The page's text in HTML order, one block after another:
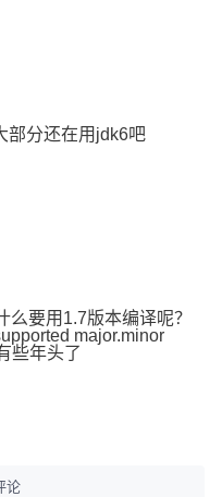
部分还在用jdk6吧
么要用1.7版本编译呢？
major.minor
些年头了
论